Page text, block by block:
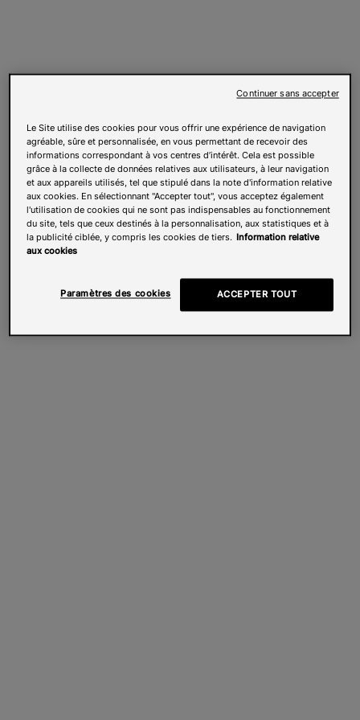
Le Site utilise des cookies pour vous offrir une expérience de navigation
agréable, sûre et personnalisée, en vous permettant de recevoir des
informations correspondant à vos centres d’intérêt. Cela est possible
grâce à la collecte de données relatives aux utilisateurs, à leur navigation
et aux appareils utilisés, tel que stipulé dans la note d'information relative
aux cookies. En sélectionnant "Accepter tout", vous acceptez également
l'utilisation de cookies qui ne sont pas indispensables au fonctionnement
du site, tels que ceux destinés à la personnalisation, aux statistiques et à
la publicité ciblée, y compris les cookies de tiers. Information relative
aux cookies
Paramètres des cookies ACCEPTER TOUT
Continuer sans accepter